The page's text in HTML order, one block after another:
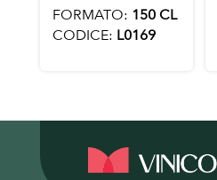
FORMATO: 150 CL
CODICE: L0169